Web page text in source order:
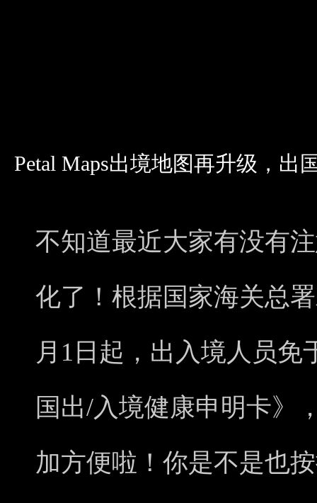
Petal Maps出境地图再升级，出
不知道最近大家有没有
化了！根据国家海关总
月1日起，出入境人员
国出/入境健康申明卡》
加方便啦！你是不是也